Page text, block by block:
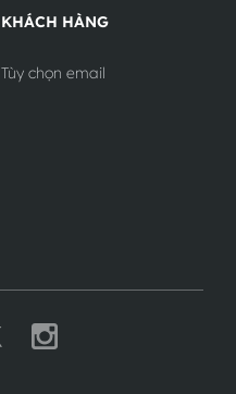
KHÁCH HÀNG
Tùy chọn email